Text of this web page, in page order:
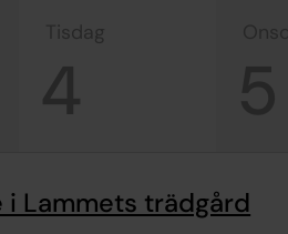
tisdag
4
i Lammets trädgård